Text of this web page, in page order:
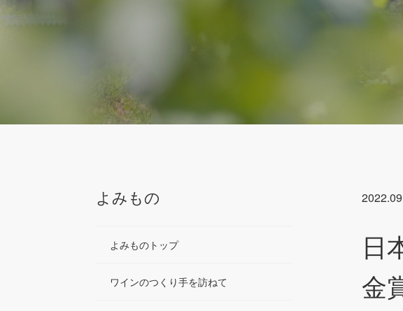
よみもの
よみものトップ
ワインのつくり手を訪ねて
日
金